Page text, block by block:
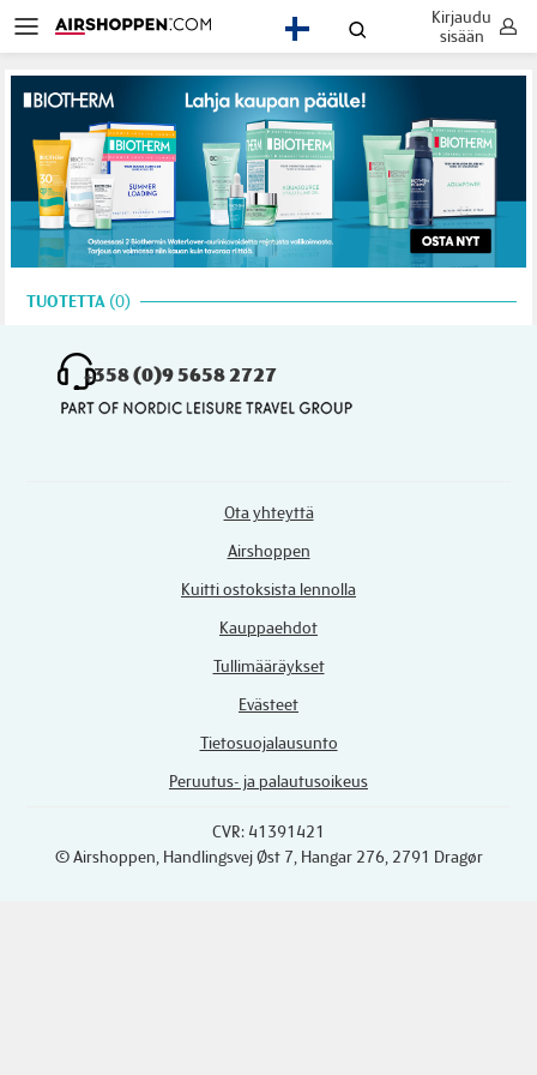
Kirjaudu
sisään
0
TUOTETTA
+358 (0)9 5658 2727
Ota yhteyttä
Airshoppen
Kuitti ostoksista lennolla
Kauppaehdot
Tullimääräykset
Evästeet
Tietosuojalausunto
Peruutus- ja palautusoikeus
CVR: 41391421
© Airshoppen , Handlingsvej Øst 7, Hangar 276, 2791 Dragør